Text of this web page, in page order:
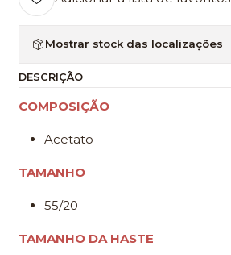
Mostrar stock das localizações
DESCRIÇÃO
COMPOSIÇÃO
Acetato
TAMANHO
55/20
TAMANHO DA HASTE